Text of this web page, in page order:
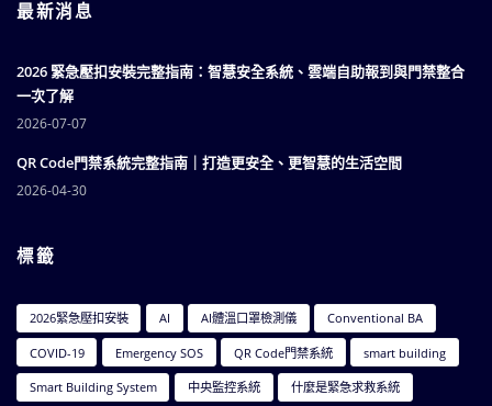
最新消息
2026 緊急壓扣安裝完整指南：智慧安全系統、雲端自助報到與門禁整合
一次了解
2026-07-07
QR Code門禁系統完整指南｜打造更安全、更智慧的生活空間
2026-04-30
標籤
2026緊急壓扣安裝 AI AI體溫口罩檢測儀 Conventional BA
COVID-19 Emergency SOS QR Code門禁系統 smart building
Smart Building System 中央監控系統 什麼是緊急求救系統